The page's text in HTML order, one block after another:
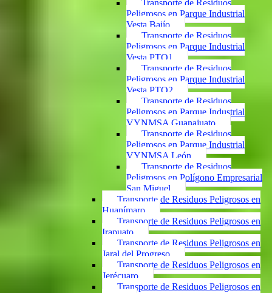
Transporte de Residuos
Peligrosos en Parque Industrial
Vesta Bajío
Transporte de Residuos
Peligrosos en Parque Industrial
Vesta PTO1
Transporte de Residuos
Peligrosos en Parque Industrial
Vesta PTO2
Transporte de Residuos
Peligrosos en Parque Industrial
VYNMSA Guanajuato
Transporte de Residuos
Peligrosos en Parque Industrial
VYNMSA León
Transporte de Residuos
Peligrosos en Polígono Empresarial
San Miguel
Transporte de Residuos Peligrosos en
Huanímaro
Transporte de Residuos Peligrosos en
Irapuato
Transporte de Residuos Peligrosos en
Jaral del Progreso
Transporte de Residuos Peligrosos en
Jerécuaro
Transporte de Residuos Peligrosos en